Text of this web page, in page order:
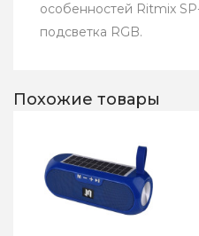
особенностей Ritmix
подсветка RGB.
Похожие товары